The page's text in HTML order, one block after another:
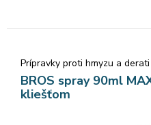
Prípravky proti hmyzu a derati
BROS spray 90ml
kliešťom